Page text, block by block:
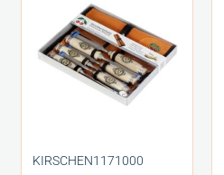
KIRSCHEN1171000